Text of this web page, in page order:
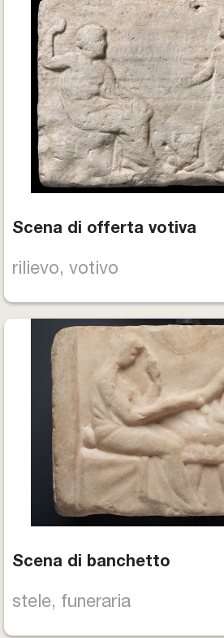
Scena di offerta votiva
rilievo, votivo
Scena di banchetto
stele, funeraria